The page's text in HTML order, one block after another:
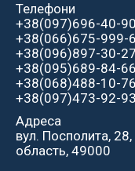
Телефони
+38(097)696-40-90
+38(066)675-999-6
+38(096)897-30-27
+38(095)689-84-66
+38(068)488-10-76
+38(097)473-92-93
Адреса
вул. Посполита,
область, 49000